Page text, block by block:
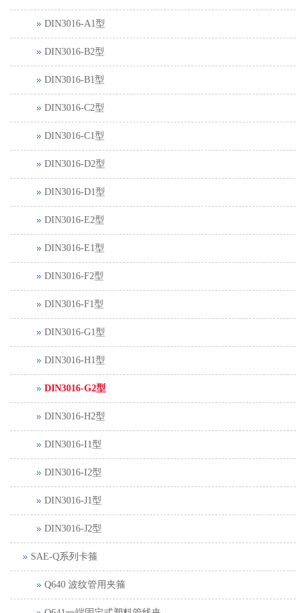
DIN3016-A1型
DIN3016-B2型
DIN3016-B1型
DIN3016-C2型
DIN3016-C1型
DIN3016-D2型
DIN3016-D1型
DIN3016-E2型
DIN3016-E1型
DIN3016-F2型
DIN3016-F1型
DIN3016-G1型
DIN3016-H1型
DIN3016-G2型
DIN3016-H2型
DIN3016-I1型
DIN3016-I2型
DIN3016-J1型
DIN3016-J2型
SAE-Q系列卡箍
Q640 波纹管用夹箍